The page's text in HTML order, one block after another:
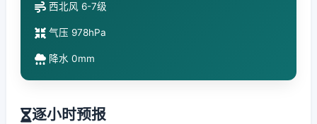
西北风 6-7级
气压 978hPa
降水 0mm
逐小时预报